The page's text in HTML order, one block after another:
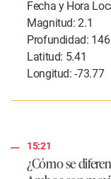
Fecha y Hora
Magnitud: 2.1
Profundidad:
Latitud: 5.41
Longitud: -73.77
15:21
¿Cómo se